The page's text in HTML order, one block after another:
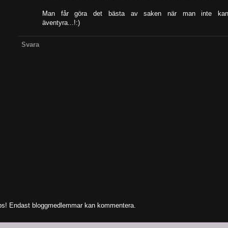
Man får göra det bästa av saken när man inte kan
äventyra...!:)
Svara
Endast bloggmedlemmar kan kommentera.